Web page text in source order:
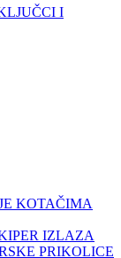
I
KOTAČIMA
IZLAZA
PRIKOLICE